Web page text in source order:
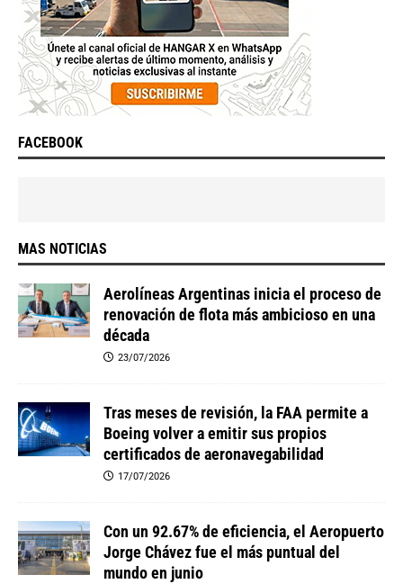
FACEBOOK
MAS NOTICIAS
Aerolíneas Argentinas inicia el proceso de
renovación de flota más ambicioso en una
década
23/07/2026
Tras meses de revisión, la FAA permite a
Boeing volver a emitir sus propios
certificados de aeronavegabilidad
17/07/2026
Con un 92.67% de eficiencia, el Aeropuerto
Jorge Chávez fue el más puntual del
mundo en junio